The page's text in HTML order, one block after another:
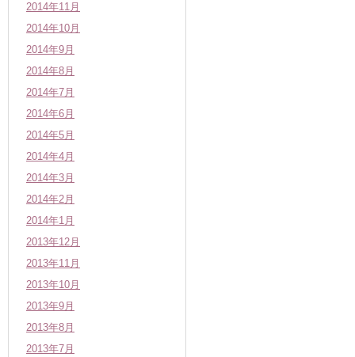
2014年11月
2014年10月
2014年9月
2014年8月
2014年7月
2014年6月
2014年5月
2014年4月
2014年3月
2014年2月
2014年1月
2013年12月
2013年11月
2013年10月
2013年9月
2013年8月
2013年7月